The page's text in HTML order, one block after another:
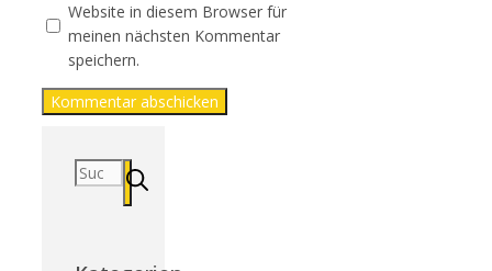
Website in diesem Browser für
meinen nächsten Kommentar
speichern.
Suchen